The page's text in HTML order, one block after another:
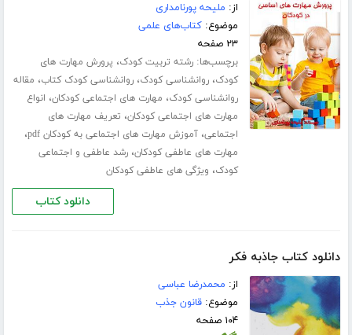
از: ملیحه پورنامداری
موضوع:کتاب‌های علمی
۲۳ صفحه
برچسب‌ها:رشته تربیت کودک، پرورش مهارت های
کودک،روانشناسی کودک،روانشناسی کودک کتاب، مقاله
روانشناسی کودک، مهارت های اجتماعی کودکان، انواع
مهارت های اجتماعی کودکان، تعریف مهارت های
اجتماعی،آموزش مهارت های اجتماعی به کودکان pdf ،
مهارت های عاطفی کودکان،رشد عاطفی و اجتماعی
کودک، ویژگی های عاطفی کودکان
دانلود کتاب
دانلود کتاب جاذبه فکر
از: محمدرضا عباسی
موضوع:قانون جذب
۱۰۴ صفحه